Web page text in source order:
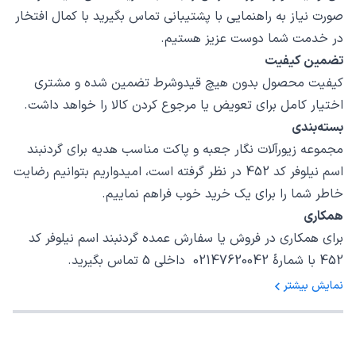
صورت نیاز به راهنمایی با پشتیبانی تماس بگیرید با کمال افتخار
در خدمت شما دوست عزیز هستیم.
تضمین کیفیت
کیفیت محصول بدون هیچ قیدوشرط تضمین شده و مشتری
اختیار کامل برای تعویض یا مرجوع کردن کالا را خواهد داشت.
بسته‌بندی
مجموعه زیورآلات نگار جعبه و پاکت مناسب هدیه برای گردنبند
اسم نیلوفر کد 452 در نظر گرفته است، امیدواریم بتوانیم رضایت
خاطر شما را برای یک خرید خوب فراهم نماییم.
همکاری
برای همکاری در فروش یا سفارش عمده گردنبند اسم نیلوفر کد
452 با شمارهٔ 02147620042 داخلی 5 تماس بگیرید.
نمایش بیشتر